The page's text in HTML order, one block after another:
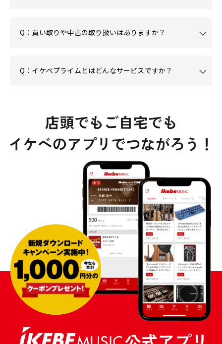
Q：買い取りや中古の取り扱いはありますか？
Q：イケベプライムとはどんなサービスですか？